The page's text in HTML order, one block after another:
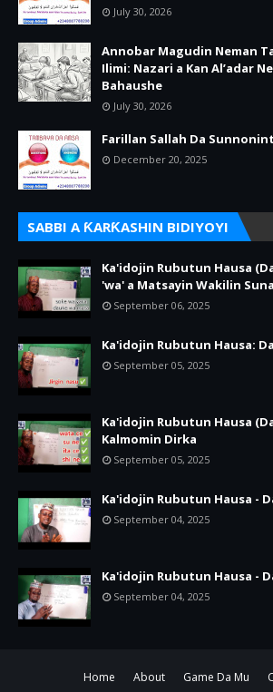
July 30, 2026
Annobar Magudin Neman
Ilimi: Nazari a Kan Al’adar
Bahaushe
July 30, 2026
Farillan Sallah Da
December 20, 2025
SABBI A ƘARƘASHIN BIDIYOYI
Ka'idojin Rubutun Hausa
'wa' a Matsayin Wakilin Suna
September 06, 2025
Ka'idojin Rubutun Hausa:
September 05, 2025
Ka'idojin Rubutun Hausa
Kalmomin Dirka
September 05, 2025
Ka'idojin Rubutun Hausa -
September 04, 2025
Ka'idojin Rubutun Hausa -
September 04, 2025
Home About Game Da Mu